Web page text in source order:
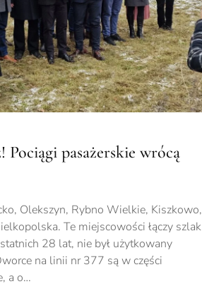
pasażerskie wrócą
Olekszyn, Rybno Wielkie, Kiszkowo,
Te miejscowości łączy szlak
28 lat, nie był użytkowany
na linii nr 377 są w części
a o…